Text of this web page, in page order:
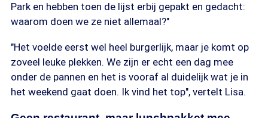
Park en hebben toen de lijst erbij gepakt en gedacht:
waarom doen we ze niet allemaal?"
"Het voelde eerst wel heel burgerlijk, maar je komt op
zoveel leuke plekken. We zijn er echt een dag mee
onder de pannen en het is vooraf al duidelijk wat je in
het weekend gaat doen. Ik vind het top", vertelt Lisa.